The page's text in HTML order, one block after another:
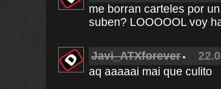
me borran carteles por
suben? LOOOOOL voy
Javi_ATXforever
aq aaaaai mai que culito